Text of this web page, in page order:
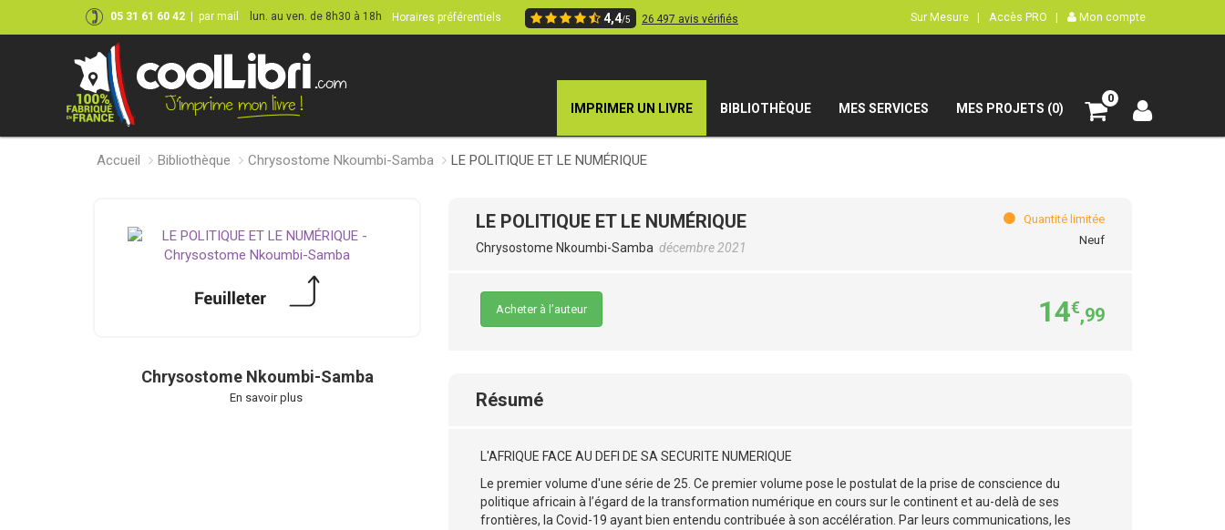
05 31 61 60 42 par mail lun. au ven. de 8h30 à 18h Horaires préférentiels 4,4/5 26 497 avis vérifiés Sur Mesure | Accès PRO | Mon compte
IMPRIMER UN LIVRE BIBLIOTHÈQUE MES SERVICES MES PROJETS (0)
0
Accueil Bibliothèque Chrysostome Nkoumbi-Samba LE POLITIQUE ET LE NUMÉRIQUE
Chrysostome Nkoumbi-Samba
En savoir plus
LE POLITIQUE ET LE NUMÉRIQUE
Chrysostome Nkoumbi-Samba décembre 2021
Quantité limitée
Neuf
Acheter à l’auteur 14€,99
Résumé
L'AFRIQUE FACE AU DEFI DE SA SECURITE NUMERIQUE
Le premier volume d'une série de 25. Ce premier volume pose le postulat de la prise de conscience du
politique africain à l’égard de la transformation numérique en cours sur le continent et au-delà de ses
frontières, la Covid-19 ayant bien entendu contribuée à son accélération. Par leurs communications, les